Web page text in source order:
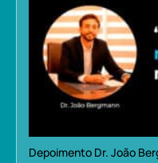
Depoimento Dr. João